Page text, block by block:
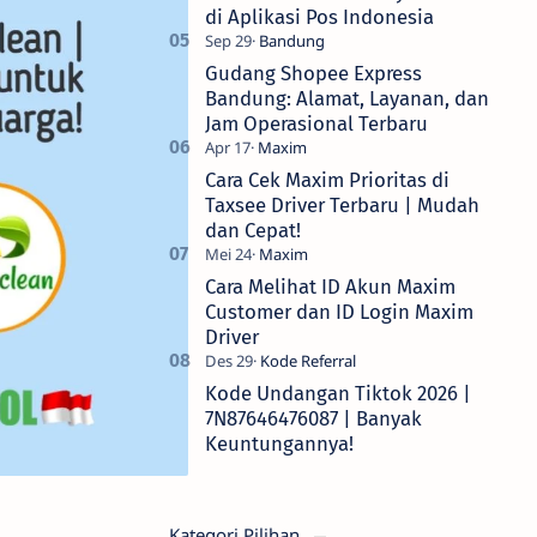
di Aplikasi Pos Indonesia
Gudang Shopee Express
Bandung: Alamat, Layanan, dan
Jam Operasional Terbaru
Cara Cek Maxim Prioritas di
Taxsee Driver Terbaru | Mudah
dan Cepat!
Cara Melihat ID Akun Maxim
Customer dan ID Login Maxim
Driver
Kode Undangan Tiktok 2026 |
7N87646476087 | Banyak
Keuntungannya!